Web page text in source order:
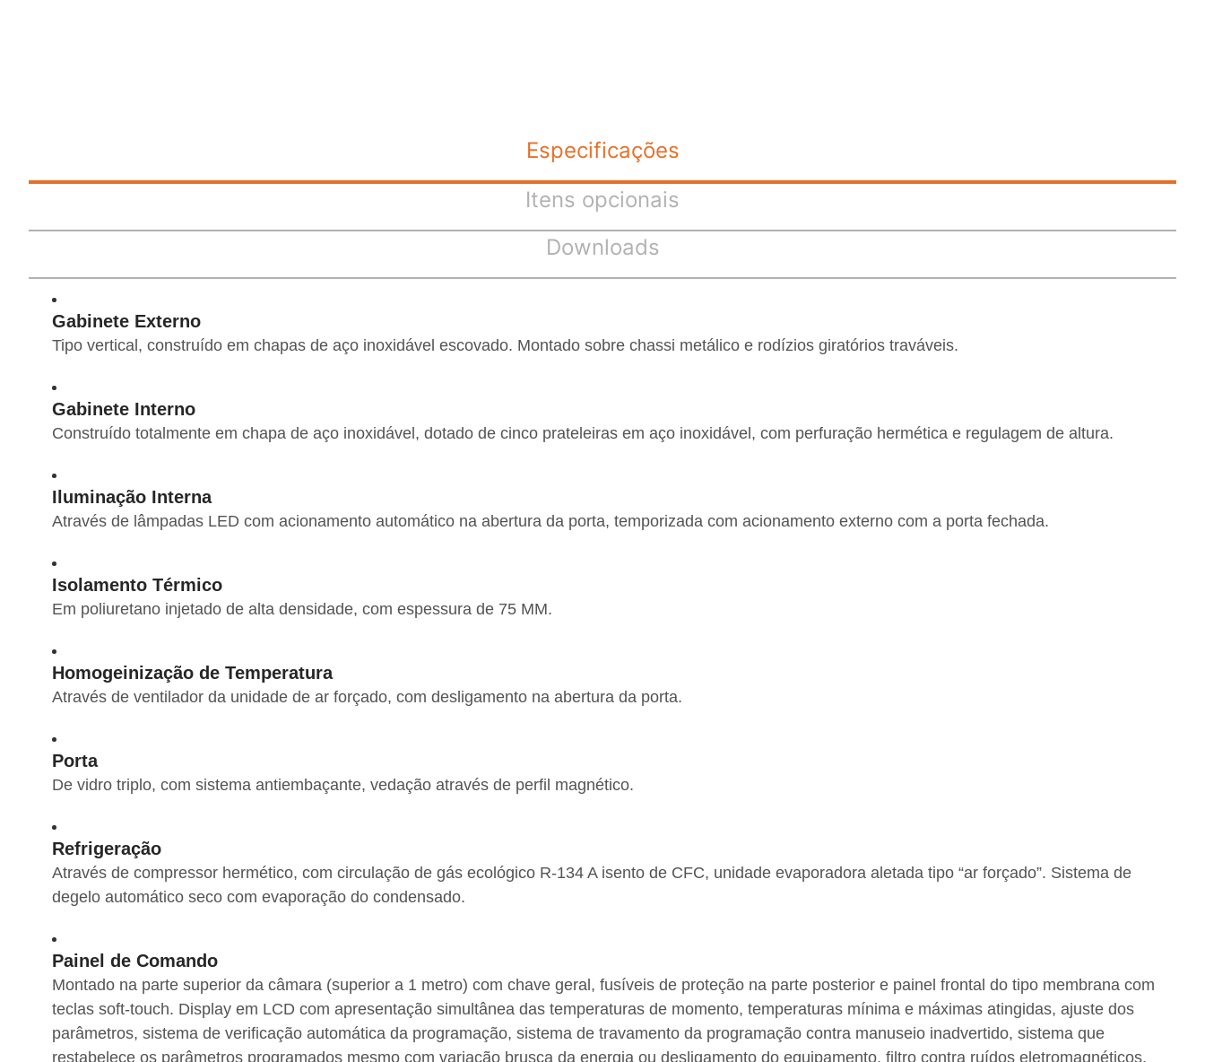
Especificações
Itens opcionais
Downloads
Gabinete Externo
Tipo vertical, construído em chapas de aço inoxidável escovado. Montado sobre chassi metálico e rodízios giratórios traváveis.
Gabinete Interno
Construído totalmente em chapa de aço inoxidável, dotado de cinco prateleiras em aço inoxidável, com perfuração hermética e regulagem de altura.
Iluminação Interna
Através de lâmpadas LED com acionamento automático na abertura da porta, temporizada com acionamento externo com a porta fechada.
Isolamento Térmico
Em poliuretano injetado de alta densidade, com espessura de 75 MM.
Homogeinização de Temperatura
Através de ventilador da unidade de ar forçado, com desligamento na abertura da porta.
Porta
De vidro triplo, com sistema antiembaçante, vedação através de perfil magnético.
Refrigeração
Através de compressor hermético, com circulação de gás ecológico R-134 A isento de CFC, unidade evaporadora aletada tipo “ar forçado”. Sistema de
degelo automático seco com evaporação do condensado.
Painel de Comando
Montado na parte superior da câmara (superior a 1 metro) com chave geral, fusíveis de proteção na parte posterior e painel frontal do tipo membrana com
teclas soft-touch. Display em LCD com apresentação simultânea das temperaturas de momento, temperaturas mínima e máximas atingidas, ajuste dos
parâmetros, sistema de verificação automática da programação, sistema de travamento da programação contra manuseio inadvertido, sistema que
restabelece os parâmetros programados mesmo com variação brusca da energia ou desligamento do equipamento, filtro contra ruídos eletromagnéticos,